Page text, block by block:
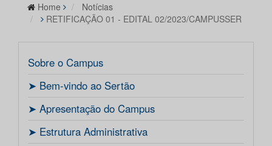
Home
Notícias
RETIFICAÇÃO 01 - EDITAL 02/2023/CAMPUSSER
Sobre o Campus
ㅤ➤ Bem-vindo ao Sertão
ㅤ➤ Apresentação do Campus
ㅤ➤ Estrutura Administrativa